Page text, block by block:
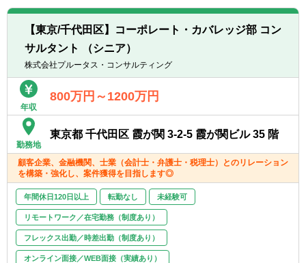
■提案活動に関わる調査・分析
を体系的に遂行し、経営や問題解決への示唆
を導出することができる
■コンサルタントとして課題設定・論点設定
が出来、社内外の関係者を巻き込み、求める
方向性に動かすことができる
デルを反映したKPIツリーと施策体系の設
計、体制構築とモニタリングの仕組みを、リ
ーダーの下で自律的に構築し、株主目線と会
社目線の擦り合わせ／橋渡しができる
■CPA保有者歓迎
■PE経験者やPEの投資先への派遣経験者歓迎
なValue creationの設計と実行を投資先会社と
ともに実現していく
【具体的に】
■経営基盤の整備（管理会計導入、KPI設定な
ど）
■組織体制、ガバナンス再構築
■バリューアップ施策（成長戦略、トップラ
イン改善、コスト削減、キャッシュ改善な
ど）の立案・実行モニタリング
【東京/千代田区】コーポレート・カバレッジ部 コン
サルタント （シニア）
株式会社プルータス・コンサルティング
年収
800万円～1200万円
勤務地
東京都 千代田区 霞が関 3-2-5 霞が関ビル 35 階
顧客企業、金融機関、士業（会計士・弁護士・税理士）とのリレーション
を構築・強化し、案件獲得を目指します◎
年間休日120日以上 転勤なし 未経験可
リモートワーク／在宅勤務（制度あり）
フレックス出勤／時差出勤（制度あり）
オンライン面接／WEB面接（実績あり）